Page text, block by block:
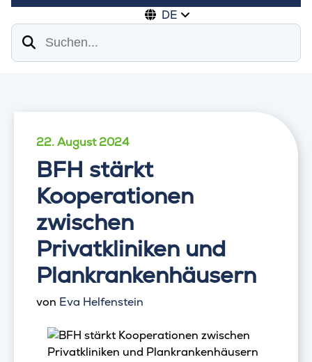
DE
Suchen
22. August 2024
BFH stärkt
Kooperationen
zwischen
Privatkliniken und
Plankrankenhäusern
von Eva Helfenstein